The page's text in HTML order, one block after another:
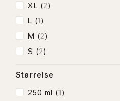
XL (2)
L (1)
M (2)
S (2)
Størrelse
250 ml (1)